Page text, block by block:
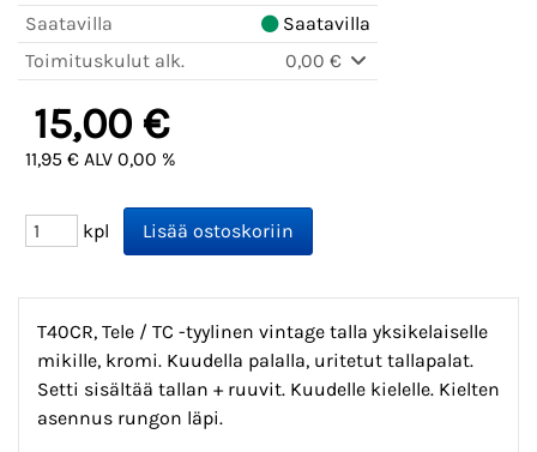
Saatavilla
Saatavilla
Toimituskulut alk.
0,00 €
15,00 €
11,95 € ALV 0,00 %
kpl
T40CR, Tele / TC -tyylinen vintage talla yksikelaiselle
mikille, kromi. Kuudella palalla, uritetut tallapalat.
Setti sisältää tallan + ruuvit. Kuudelle kielelle. Kielten
asennus rungon läpi.